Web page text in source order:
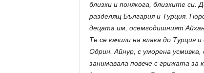
близки и понякога, близките си.
разделящ България и Турция.
децата им, осемгодишният
Те се качили на влака до Турция
Одрин. Айнур, с уморена
занимавала повече с грижата